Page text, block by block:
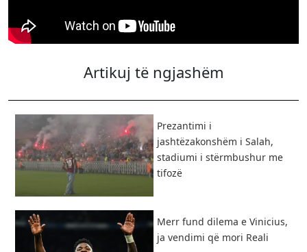
Artikuj të ngjashëm
Prezantimi i
jashtëzakonshëm i Salah,
stadiumi i stërmbushur me
tifozë
Merr fund dilema e Vinicius,
ja vendimi që mori Reali